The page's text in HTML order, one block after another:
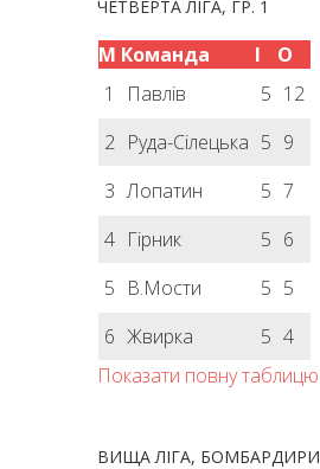
ЧЕТВЕРТА ЛІГА, ГР. 1
М Команда І
О
1
Павлів 5 12
2 Руда-Сілецька 5 9
3 Лопатин 5 7
4 Гірник 5 6
5 В.Мости 5 5
6 Жвирка 5 4
Показати повну таблицю
ВИЩА ЛІГА, БОМБАРДИРИ